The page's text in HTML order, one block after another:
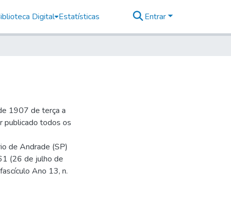
Digital Estatísticas Entrar
1907 de terça a
publicado todos os
de Andrade (SP)
(26 de julho de
Ano 13, n.